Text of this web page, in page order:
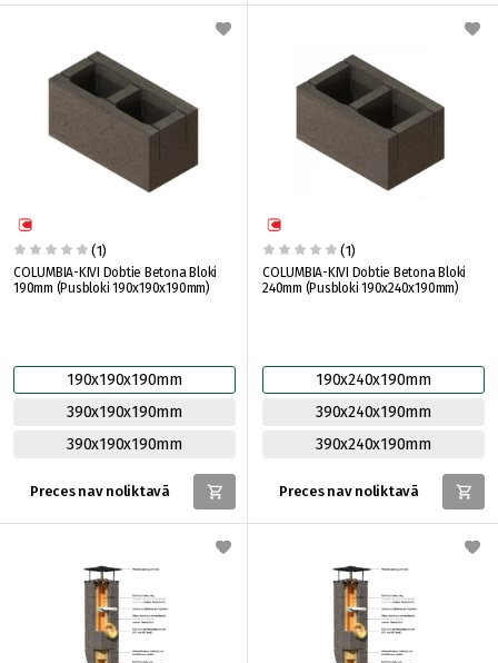
(1)
COLUMBIA-KIVI Dobtie Betona Bloki
190mm (Pusbloki 190x190x190mm)
190x190x190mm
390x190x190mm
390x190x190mm
Preces nav noliktavā
(1)
COLUMBIA-KIVI Dobtie Betona Bloki
240mm (Pusbloki 190x240x190mm)
190x240x190mm
390x240x190mm
390x240x190mm
Preces nav noliktavā